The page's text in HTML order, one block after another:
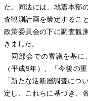
た。同法には、地震本部
査観測計画を策定するこ
政策委員会の下に調査観
きました。
同部会での審議を基に
（平成9年）、「今後の
「新たな活断層調査につ
定し、これらに基づき、